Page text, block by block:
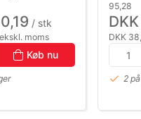
/ stk
moms
Køb nu
95,28
DKK
2